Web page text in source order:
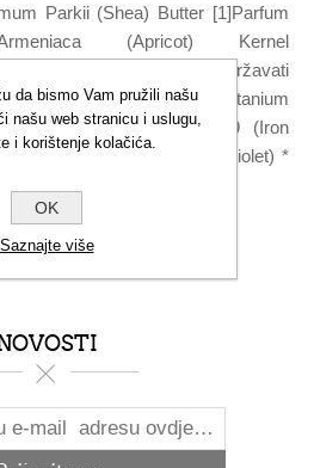
Parkii (Shea) Butter [1]Parfum
Armeniaca (Apricot) Kernel
ExtractMože sadržavati
75470MicaCi 77891 (Titanium
77499 (Iron
77742 (Manganese Violet) *
da bismo Vam pružili našu
našu web stranicu i uslugu,
i korištenje kolačića.
OK
Saznajte više